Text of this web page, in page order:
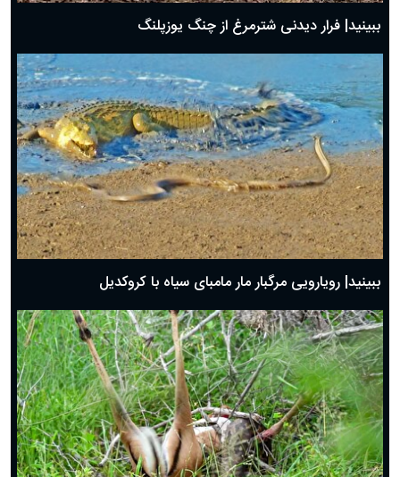
ببینید| فرار دیدنی شترمرغ از چنگ یوزپلنگ
ببینید| رویارویی مرگبار مار مامبای سیاه با کروکدیل